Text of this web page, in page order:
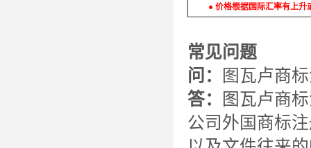
● 价格根据国际汇率有上升
常见问题
问：
图瓦卢商
答：
图瓦卢商
公司外国商标